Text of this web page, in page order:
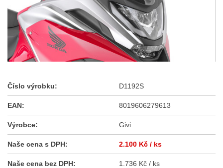
Číslo výrobku: D1192S
EAN: 8019606279613
Výrobce: Givi
Naše cena s DPH: 2.100 Kč / ks
Naše cena bez DPH: 1.736 Kč / ks